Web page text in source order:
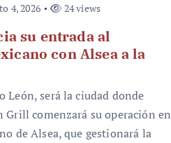
4, 2026 24 views
su entrada al
con Alsea a la
León, será la ciudad donde
Grill comenzará su operación en
de Alsea, que gestionará la